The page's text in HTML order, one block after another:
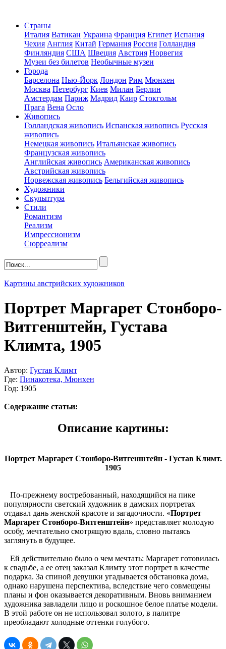
Страны
Италия Ватикан Украина Франция Египет Испания
Чехия Англия Китай Германия Россия Голландия
Финляндия США Швеция Австрия Норвегия
Музеи без билетов Необычные музеи
Города
Барселона Нью-Йорк Лондон Рим Мюнхен
Москва Петербург Киев Милан Берлин
Амстердам Париж Мадрид Каир Стокгольм
Прага Вена Осло
Живопись
Голландская живопись Испанская живопись Русская
живопись
Немецкая живопись Итальянская живопись
Французская живопись
Английская живопись Американская живопись
Австрийская живопись
Норвежская живопись Бельгийская живопись
Художники
Скульптура
Стили
Романтизм
Реализм
Импрессионизм
Сюрреализм
Картины австрийских художников
Портрет Маргарет Стонборо-
Витгенштейн, Густава
Климта, 1905
Автор: Густав Климт
Где: Пинакотека, Мюнхен
Год: 1905
Содержание статьи:
Описание картины:
Портрет Маргарет Стонборо-Витгенштейн - Густав Климт.
1905
По-прежнему востребованный, находящийся на пике
популярности светский художник в дамских портретах
отдавал дань женской красоте и загадочности. «Портрет
Маргарет Стонборо-Витгенштейн» представляет молодую
особу, мечтательно смотрящую вдаль, словно пытаясь
заглянуть в будущее.
Ей действительно было о чем мечтать: Маргарет готовилась
к свадьбе, а ее отец заказал Климту этот портрет в качестве
подарка. За спиной девушки угадывается обстановка дома,
однако нарушена перспектива, вследствие чего совмещены
планы и фон оказывается декоративным. Вновь вниманием
художника завладели лицо и роскошное белое платье модели.
В этой работе он не использовал золото, в палитре
преобладают холодные оттенки голубого.